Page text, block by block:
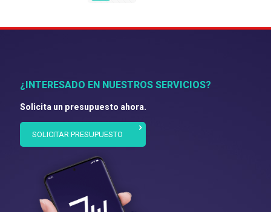
¿INTERESADO EN NUESTROS SERVICIOS?
Solicita un presupuesto ahora.
SOLICITAR PRESUPUESTO